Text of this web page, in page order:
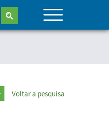
Voltar a pesquisa